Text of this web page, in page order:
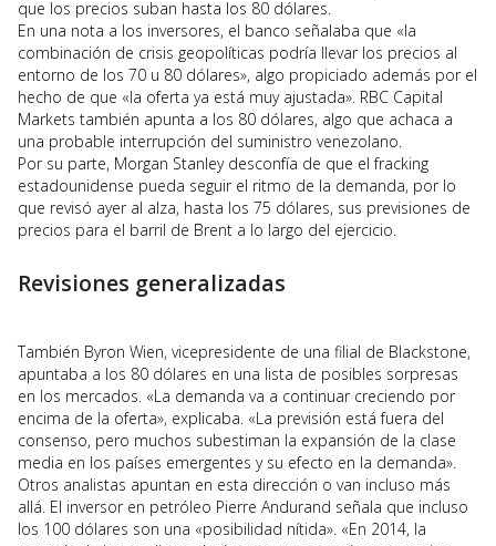
que los precios suban hasta los 80 dólares.
En una nota a los inversores, el banco señalaba que «la
combinación de crisis geopolíticas podría llevar los precios al
entorno de los 70 u 80 dólares», algo propiciado además por el
hecho de que «la oferta ya está muy ajustada». RBC Capital
Markets también apunta a los 80 dólares, algo que achaca a
una probable interrupción del suministro venezolano.
Por su parte, Morgan Stanley desconfía de que el fracking
estadounidense pueda seguir el ritmo de la demanda, por lo
que revisó ayer al alza, hasta los 75 dólares, sus previsiones de
precios para el barril de Brent a lo largo del ejercicio.
Revisiones generalizadas
También Byron Wien, vicepresidente de una filial de Blackstone,
apuntaba a los 80 dólares en una lista de posibles sorpresas
en los mercados. «La demanda va a continuar creciendo por
encima de la oferta», explicaba. «La previsión está fuera del
consenso, pero muchos subestiman la expansión de la clase
media en los países emergentes y su efecto en la demanda».
Otros analistas apuntan en esta dirección o van incluso más
allá. El inversor en petróleo Pierre Andurand señala que incluso
los 100 dólares son una «posibilidad nítida». «En 2014, la